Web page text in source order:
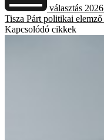
választás 2026
Tisza Párt politikai elemző
Kapcsolódó cikkek